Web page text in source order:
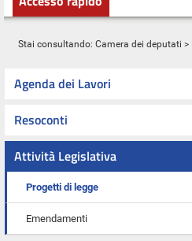
Stai consultando: Camera dei deputati >
Agenda dei Lavori
Resoconti
Attività Legislativa
Progetti di legge
Emendamenti